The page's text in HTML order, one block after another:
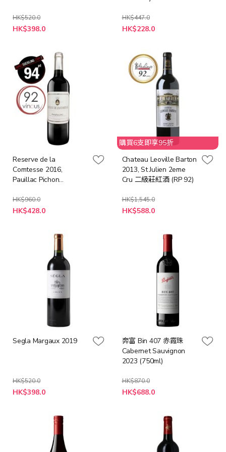
HK$520.0
特
殊
HK$398.0
HK$447.0
特
殊
HK$228.0
Reserve de la
Comtesse 2016,
Pauillac Pichon
Wine (JS94)
HK$960.0
特
殊
HK$428.0
購買6支即享95折
Chateau Leoville Barton
2013, St Julien 2eme
Cru 二級莊紅酒 (RP 92)
HK$1,545.0
特
殊
HK$588.0
Segla Margaux 2019
HK$520.0
特
殊
HK$398.0
奔富 Bin 407 赤霞珠
Cabernet Sauvignon
2023 (750ml)
HK$870.0
特
殊
HK$688.0